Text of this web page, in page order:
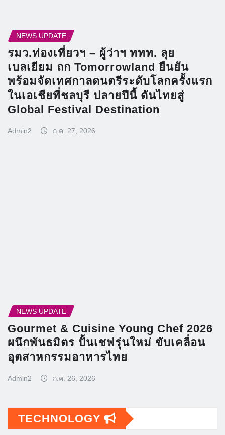
NEWS UPDATE
รมว.ท่องเที่ยวฯ – ผู้ว่าฯ ททท. ลุย
เบลเยียม ถก Tomorrowland ยืนยัน
พร้อมจัดเทศกาลดนตรีระดับโลกครั้งแรก
ในเอเชียที่ชลบุรี ปลายปีนี้ ดันไทยสู่
Global Festival Destination
Admin2 ก.ค. 27, 2026
NEWS UPDATE
Gourmet & Cuisine Young Chef 2026
ผนึกพันธมิตร ปั้นเชฟรุ่นใหม่ ขับเคลื่อน
อุตสาหกรรมอาหารไทย
Admin2 ก.ค. 26, 2026
TECHNOLOGY